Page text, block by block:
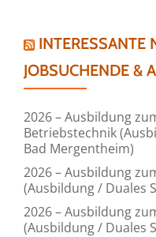
INTERESSANTE
JOBSUCHENDE &
2026 – Ausbildung
Betriebstechnik
Bad Mergentheim)
2026 – Ausbildung
(Ausbildung / Duales
2026 – Ausbildung
(Ausbildung / Duales